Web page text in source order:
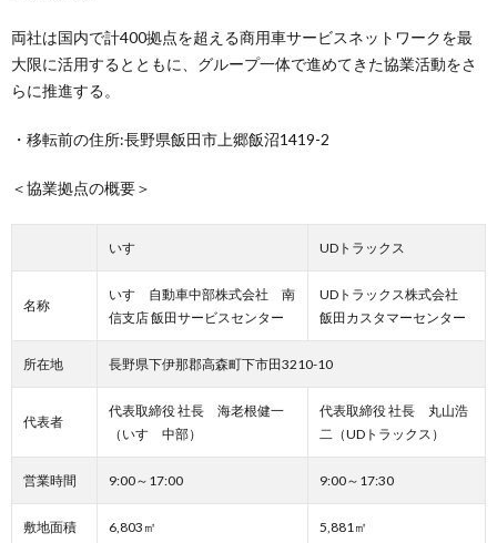
両社は国内で計400拠点を超える商用車サービスネットワークを最
大限に活用するとともに、グループ一体で進めてきた協業活動をさ
らに推進する。
・移転前の住所:⾧野県飯田市上郷飯沼1419-2
＜協業拠点の概要＞
いすゞ UDトラックス
名称
いすゞ自動車中部株式会社 南
信支店 飯田サービスセンター
UDトラックス株式会社
飯田カスタマーセンター
所在地 ⾧野県下伊那郡高森町下市田3210-10
代表者
代表取締役 社⾧ 海老根健一
（いすゞ中部）
代表取締役 社⾧ 丸山浩
二（UDトラックス）
営業時間 9:00～17:00 9:00～17:30
敷地面積 6,803㎡ 5,881㎡